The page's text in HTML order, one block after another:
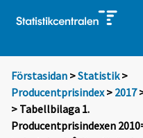
Förstasidan >Statistik >
Producentprisindex> 2017
> Tabellbilaga 1.
Producentprisindexen